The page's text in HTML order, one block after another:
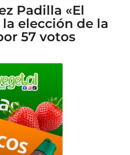
Padilla «El
elección de la
57 votos